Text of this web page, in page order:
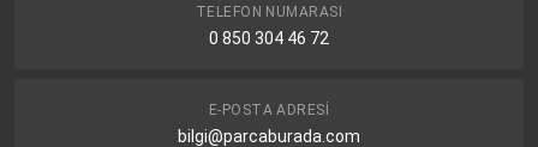
TELEFON NUMARASI
0 850 304 46 72
E-POSTA ADRESI
bilgi@parcaburada.com